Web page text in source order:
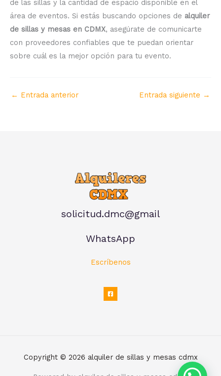
de las sillas y la cantidad de espacio disponible en el
área de eventos. Si estás buscando opciones de alquiler
de sillas y mesas en CDMX, asegúrate de comunicarte
con proveedores confiables que te puedan orientar
sobre cuál es la mejor opción para tu evento.
← Entrada anterior Entrada siguiente →
solicitud.dmc@gmail
WhatsApp
Escríbenos
Copyright © 2026 alquiler de sillas y mesas cdmx